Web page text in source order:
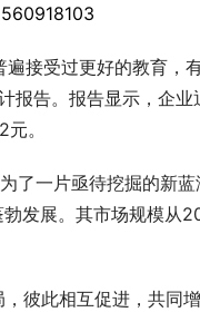
遍接受过更好的教育，
报告。报告显示，企
。
了一片亟待挖掘的新
发展。其市场规模从
彼此相互促进，共同